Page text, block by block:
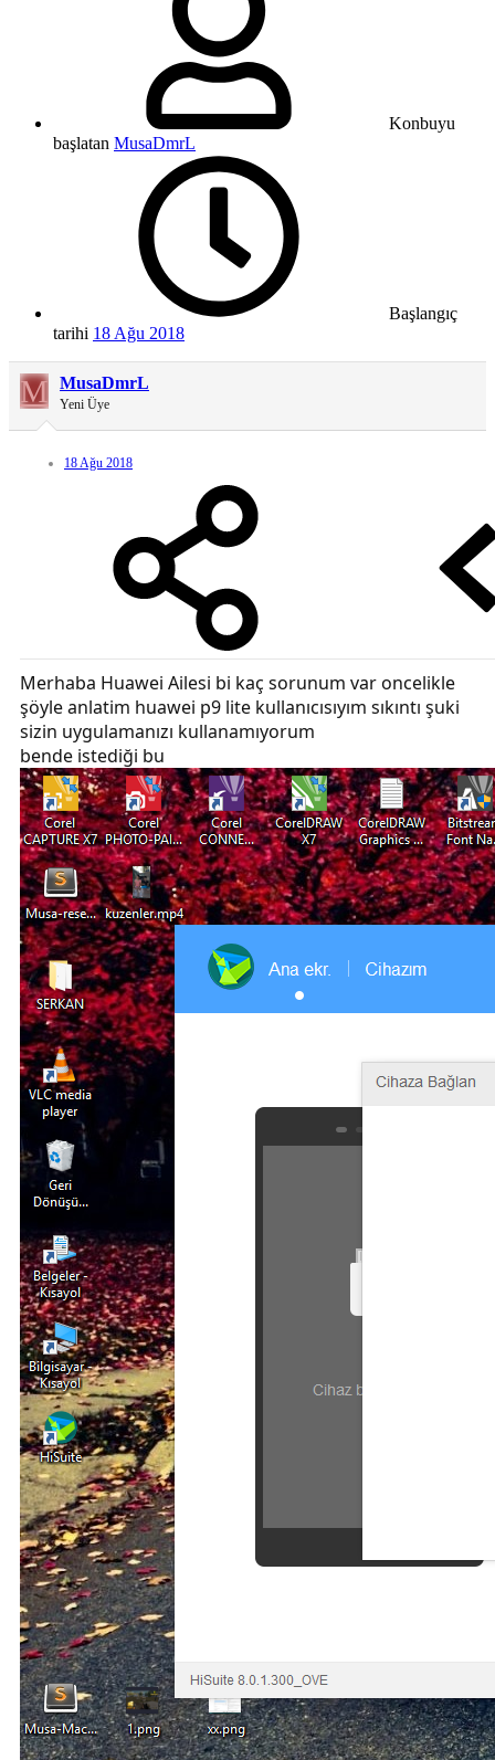
Konbuyu
başlatan MusaDmrL
Başlangıç
tarihi 18 Ağu 2018
M MusaDmrL
Yeni Üye
18 Ağu 2018
Merhaba Huawei Ailesi bi kaç sorunum var oncelikle
şöyle anlatim huawei p9 lite kullanıcısıyım sıkıntı şuki
sizin uygulamanızı kullanamıyorum
bende istediği bu